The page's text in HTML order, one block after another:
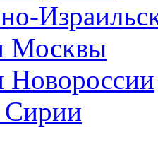
Москвы
Новороссии
Сирии